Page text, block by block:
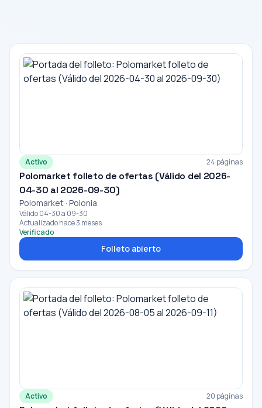
Activo 24 páginas
Polomarket folleto de ofertas (Válido del 2026-
04-30 al 2026-09-30)
Polomarket · Polonia
Válido 04-30 a 09-30
Actualizado hace 3 meses
Verificado
Folleto abierto
Activo 20 páginas